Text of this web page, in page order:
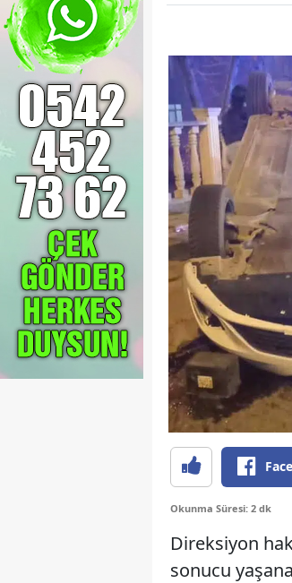
Okunma Süresi: 2 dk
Direksiyon
sonucu